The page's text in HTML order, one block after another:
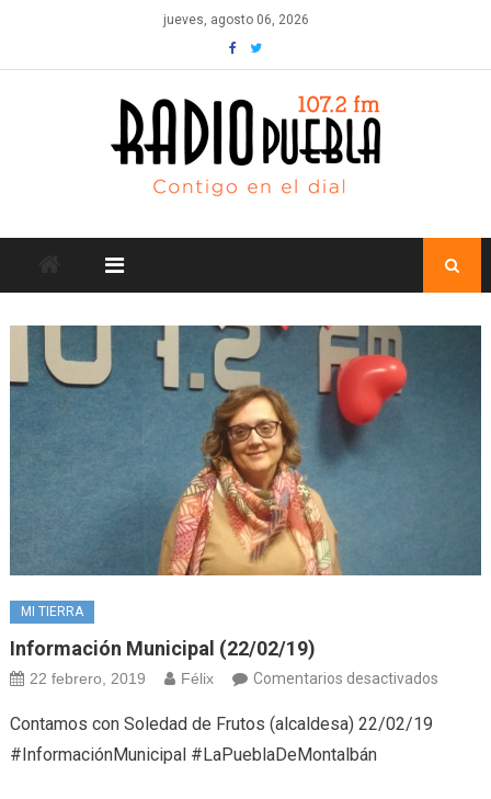
content
jueves, agosto 06, 2026
MI TIERRA
Información Municipal (22/02/19)
22 febrero, 2019 Félix Comentarios desactivadosen
Contamos con Soledad de Frutos (alcaldesa) 22/02/19
#InformaciónMunicipal #LaPueblaDeMontalbán